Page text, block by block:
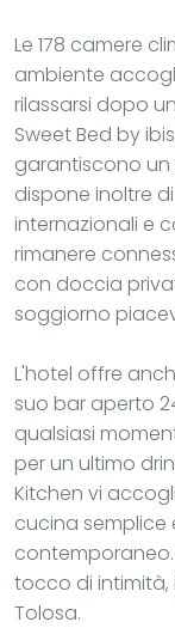
Le 178 camere
ambiente
rilassarsi dopo
Sweet Bed by
garantiscono un
dispone inoltre
internazionali e
rimanere
con doccia
soggiorno
L'hotel offre
suo bar aperto
qualsiasi
per un ultimo
Kitchen vi
cucina semplice
tocco di intimità,
Tolosa.